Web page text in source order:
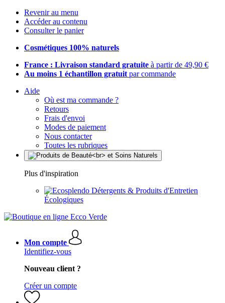
Revenir au menu
Accéder au contenu
Consulter le panier
Cosmétiques 100% naturels
France : Livraison standard gratuite à partir de 49,90 €
Au moins 1 échantillon gratuit par commande
Aide
Où est ma commande ?
Retours
Frais d'envoi
Modes de paiement
Nous contacter
Toutes les rubriques
Plus d'inspiration
Détergents & Produits d'Entretien
Écologiques
Mon compte
Identifiez-vous
Nouveau client ?
Créer un compte